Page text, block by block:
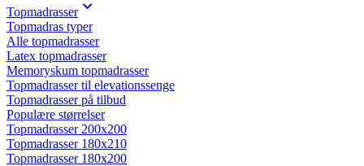
Topmadrasser
Topmadras typer
Alle topmadrasser
Latex topmadrasser
Memoryskum topmadrasser
Topmadrasser til elevationssenge
Topmadrasser på tilbud
Populære størrelser
Topmadrasser 200x200
Topmadrasser 180x210
Topmadrasser 180x200